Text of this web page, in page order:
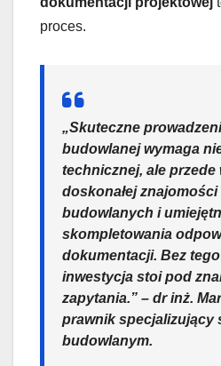
proces.
„Skuteczne
budowlanej wymaga
technicznej, ale przede
doskonałej znajomości
budowlanych i
skompletowania
dokumentacji. Bez
inwestycja stoi pod
zapytania.” – dr inż.
prawnik specjalizujący
budowlanym.